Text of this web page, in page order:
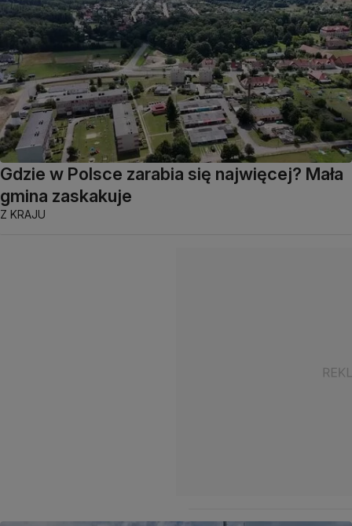
Gdzie w Polsce zarabia się najwięcej? Mała
gmina zaskakuje
Z KRAJU